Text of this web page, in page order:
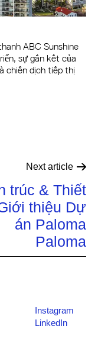
ABC Sunshine
sự gắn kết của
chiến dịch tiếp thị
Next article
trúc & Thiết
thiệu Dự
án Paloma
Paloma
Instagram
LinkedIn